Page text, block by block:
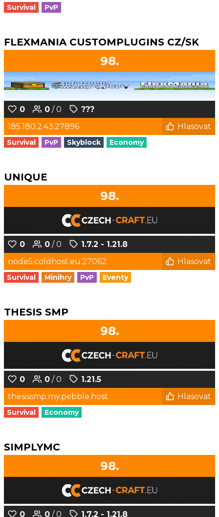
Survival PvP
FLEXMANIA CUSTOMPLUGINS CZ/SK
98.
0 0 / 0
???
185.180.2.43:27896
Hlasovat
Survival PvP Skyblock Economy
UNIQUE
98.
0 0 / 0
1.7.2 - 1.21.8
node5.coldhost.eu:27062
Hlasovat
Survival Minihry PvP Eventy
THESIS SMP
98.
0 0 / 0
1.21.5
thesissmp.my.pebble.host
Hlasovat
Survival Economy
SIMPLYMC
98.
0 0 / 0 1.7.2 - 1.21.8